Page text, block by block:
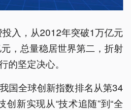
入，从2012年突破1万亿元
，总量稳居世界第二，折射
的坚定决心。
国全球创新指数排名从第34
新实现从“技术追随”到“全